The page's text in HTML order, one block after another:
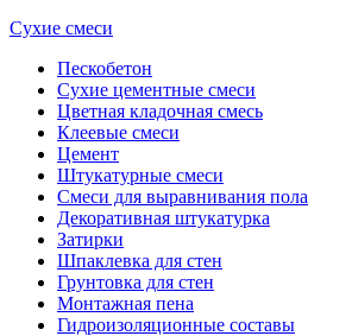
Сухие смеси
Пескобетон
Сухие цементные смеси
Цветная кладочная смесь
Клеевые смеси
Цемент
Штукатурные смеси
Смеси для выравнивания пола
Декоративная штукатурка
Затирки
Шпаклевка для стен
Грунтовка для стен
Монтажная пена
Гидроизоляционные составы